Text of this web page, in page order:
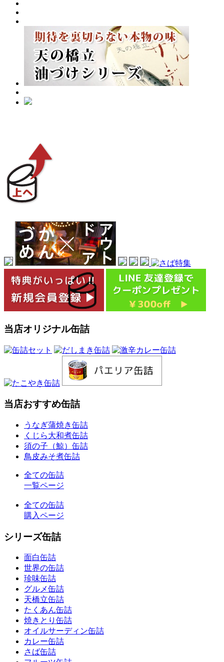
当店オリジナル缶詰
当店おすすめ缶詰
うなぎ蒲焼き缶詰
くじら大和煮缶詰
須の子（鯨）缶詰
鳥皮みそ煮缶詰
全ての缶詰
一覧ページ
全ての缶詰
購入ページ
シリーズ缶詰
面白缶詰
世界の缶詰
珍味缶詰
グルメ缶詰
天橋立缶詰
たくあん缶詰
焼きとり缶詰
オイルサーディン缶詰
カレー缶詰
さば缶詰